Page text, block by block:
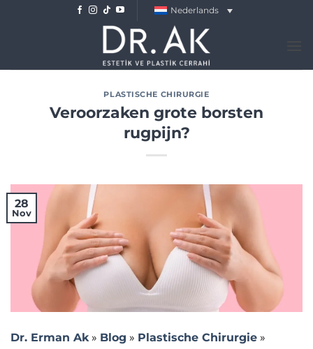
Nederlands
PLASTISCHE CHIRURGIE
Veroorzaken grote borsten
rugpijn?
28
Nov
Dr. Erman Ak» Blog » Plastische Chirurgie »